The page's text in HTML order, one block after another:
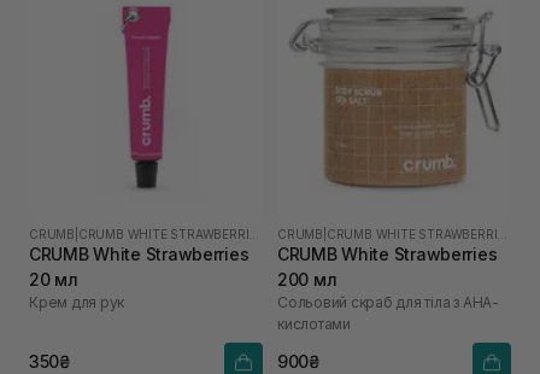
CRUMB
CRUMB White Strawberries
20 мл
Крем для рук
350₴
CRUMB
CRUMB White Strawberries
200 мл
Сольовий скраб для тіла з AHA-
кислотами
900₴